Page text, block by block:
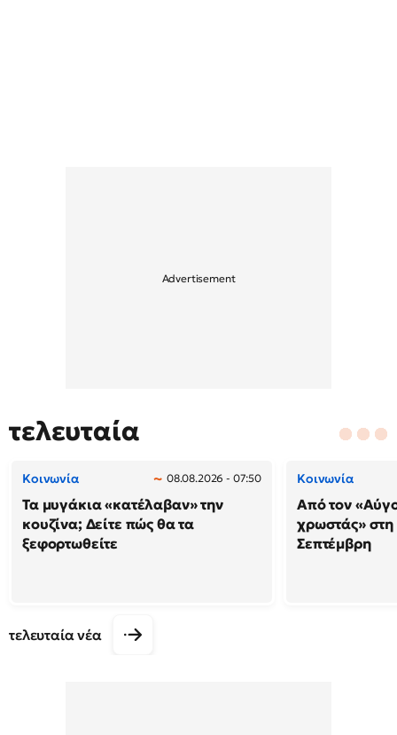
τελευταία
Κοινωνία 08.08.2026 - 07:50
Τα μυγάκια «κατέλαβαν» την
κουζίνα; Δείτε πώς θα τα
ξεφορτωθείτε
Κοινωνία
Από τον
χρωστάς»
Σεπτέμβρη
τελευταία νέα